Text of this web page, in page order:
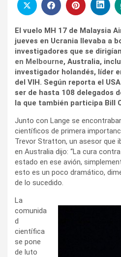
El vuelo MH 17 de Malaysia
jueves en Ucrania llevaba a
investigadores que se
en Melbourne, Australia,
investigador holandés, líder
del VIH. Según reporta el
ser de hasta 108 delegados
la que también participa Bill
Junto con Lange se
científicos de primera
Trevor Stratton, un asesor que
en Australia dijo: “La cura
estado en ese avión,
esto es un poco dramático,
de lo sucedido.
La
comunida
d
científica
se pone
de luto